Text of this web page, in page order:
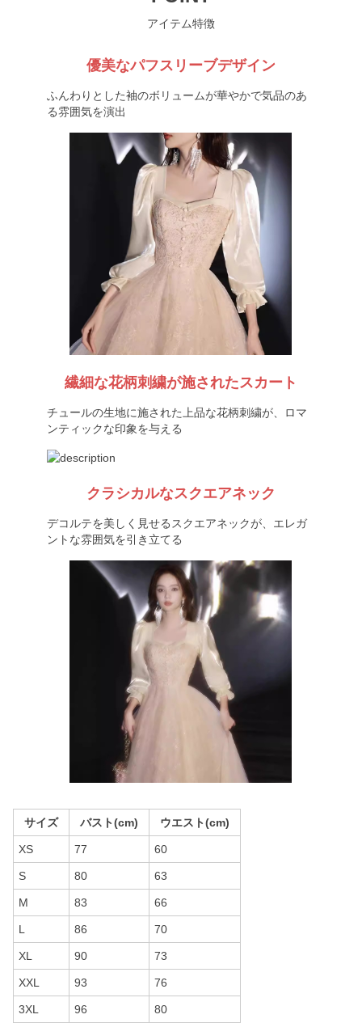
アイテム特徴
優美なパフスリーブデザイン
ふんわりとした袖のボリュームが華やかで気品のあ
る雰囲気を演出
繊細な花柄刺繍が施されたスカート
チュールの生地に施された上品な花柄刺繍が、ロマ
ンティックな印象を与える
ントな雰囲気を引き立てる
サイズ バスト(cm) ウエスト(cm)
XS 77 60
S 80 63
M 83 66
L 86 70
XL 90 73
XXL 93 76
3XL 96 80